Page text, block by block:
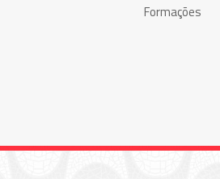
Formações